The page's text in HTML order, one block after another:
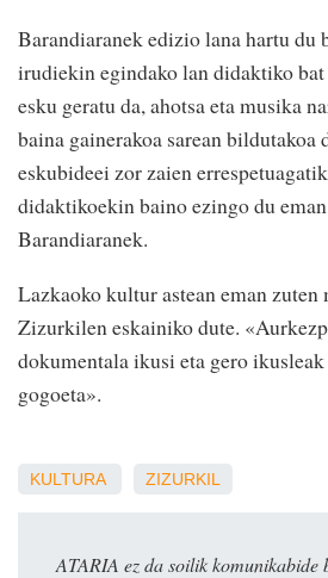
Barandiaranek edizio lana hartu du
irudiekin egindako lan didaktiko
esku geratu da, ahotsa eta musika
baina gainerakoa sarean bildutakoa
eskubideei zor zaien
didaktikoekin baino ezingo du
Barandiaranek.
Lazkaoko kultur astean eman zuten
Zizurkilen eskainiko dute.
dokumentala ikusi eta gero
gogoeta».
KULTURA ZIZURKIL
ATARIA ez da soilik komunikabide